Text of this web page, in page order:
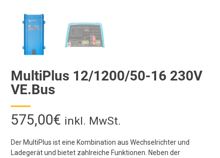
MultiPlus 12/1200/50-16 230V
VE.Bus
575,00€ inkl. MwSt.
Der MultiPlus ist eine Kombination aus Wechselrichter und
Ladegerät und bietet zahlreiche Funktionen. Neben der